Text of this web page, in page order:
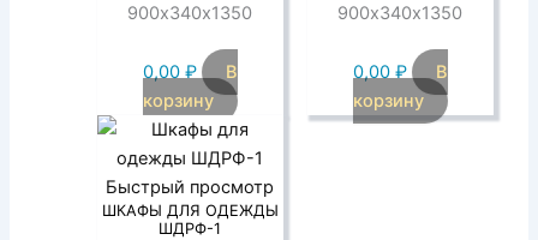
900х340х1350
0,00 ₽
В
корзину
900х340х1350
0,00 ₽
В
корзину
Быстрый просмотр
ШКАФЫ ДЛЯ ОДЕЖДЫ
ШДРФ-1